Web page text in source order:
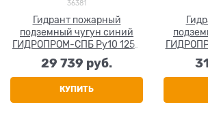
36381
Гидрант пожарный
подземный чугун синий
ГИДРОПРОМ-СПБ Ру10 1250
мм
29 739 руб.
КУПИТЬ